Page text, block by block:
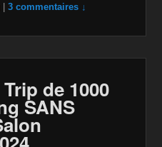
p
y
Li
n
k
ta
g
er
|3 commentaires ↓
de 1000
SANS